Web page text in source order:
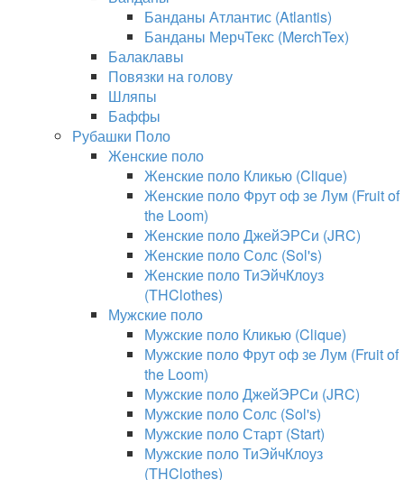
Банданы Атлантис (Atlantis)
Банданы МерчТекс (MerchTex)
Балаклавы
Повязки на голову
Шляпы
Баффы
Рубашки Поло
Женские поло
Женские поло Кликью (Clique)
Женские поло Фрут оф зе Лум (Fruit of
the Loom)
Женские поло ДжейЭРСи (JRC)
Женские поло Солс (Sol's)
Женские поло ТиЭйчКлоуз
(THClothes)
Мужские поло
Мужские поло Кликью (Clique)
Мужские поло Фрут оф зе Лум (Fruit of
the Loom)
Мужские поло ДжейЭРСи (JRC)
Мужские поло Солс (Sol's)
Мужские поло Старт (Start)
Мужские поло ТиЭйчКлоуз
(THClothes)